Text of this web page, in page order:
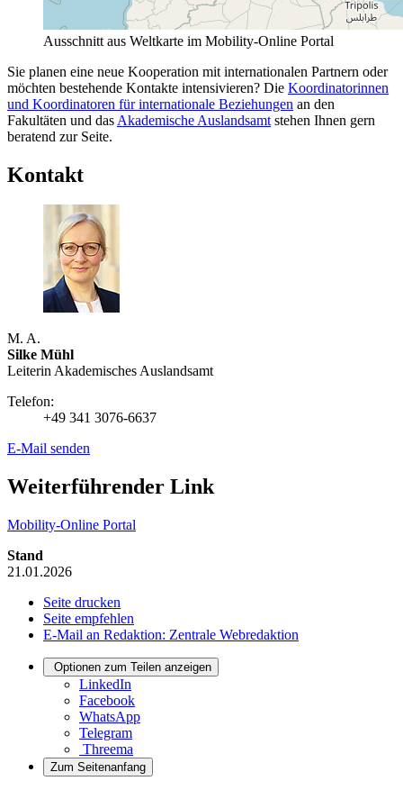
Ausschnitt aus Weltkarte im Mobility-Online Portal
Sie planen eine neue Kooperation mit internationalen Partnern oder
möchten bestehende Kontakte intensivieren? Die Koordinatorinnen
und Koordinatoren für internationale Beziehungen an den
Fakultäten und das Akademische Auslandsamt stehen Ihnen gern
beratend zur Seite.
Kontakt
M. A.
Silke Mühl
Leiterin Akademisches Auslandsamt
Telefon:
+49 341 3076-6637
E-Mail senden
Weiterführender Link
Mobility-Online Portal
Stand
21.01.2026
Seite drucken
Seite empfehlen
E-Mail an Redaktion: Zentrale Webredaktion
Optionen zum Teilen anzeigen
LinkedIn
Facebook
WhatsApp
Telegram
Threema
Zum Seitenanfang